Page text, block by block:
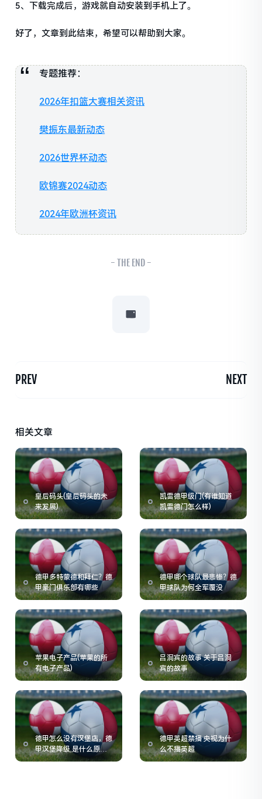
5、下载完成后，游戏就自动安装到手机上了。
好了，文章到此结束，希望可以帮助到大家。
专题推荐：
2026年扣篮大赛相关资讯
樊振东最新动态
2026世界杯动态
欧锦赛2024动态
2024年欧洲杯资讯
- THE END -
PREV NEXT
相关文章
皇后码头(皇后码头的未
来发展)
凯雷德甲级门(有谁知道
凯雷德门怎么样)
德甲多特蒙德和拜仁？德
甲豪门俱乐部有哪些
德甲哪个球队最悲惨？德
甲球队为何全军覆没
苹果电子产品(苹果的所
有电子产品)
吕洞宾的故事 关于吕洞
宾的故事
德甲怎么没有汉堡店，德
甲汉堡降级,是什么原因
呢
德甲英超禁播 央视为什
么不播英超